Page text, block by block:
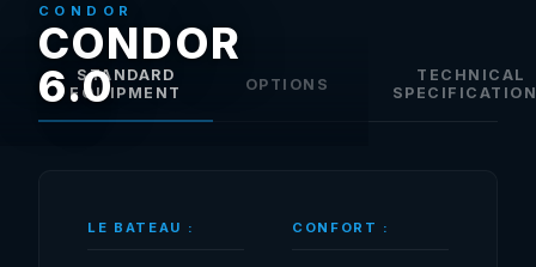
CONDOR
CONDOR
6.0STANDARD
EQUIPMENT
OPTIONS
TECHNICAL
LE BATEAU : CONFORT :